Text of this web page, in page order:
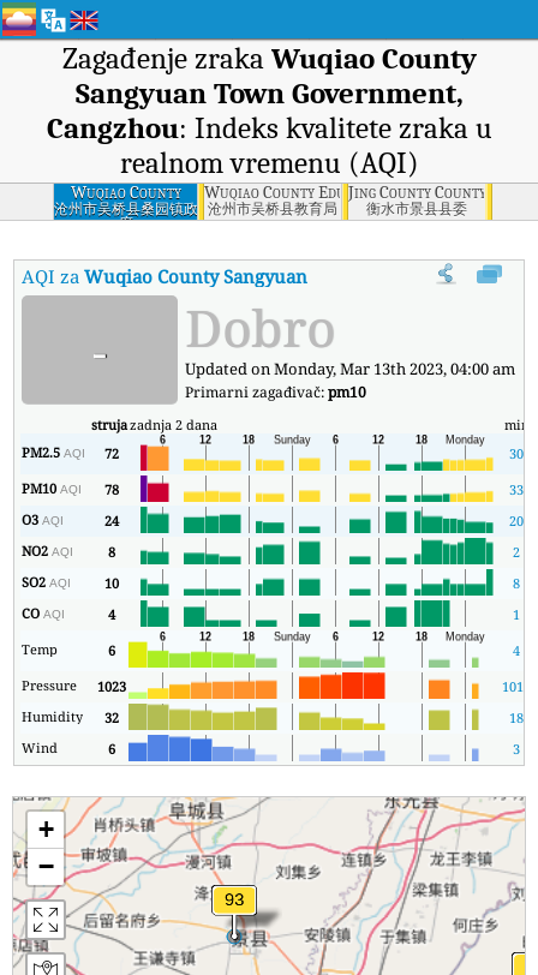
Zagađenje zraka Wuqiao County
Sangyuan Town Government,
Cangzhou: Indeks kvalitete zraka u
realnom vremenu (AQI)
Wuqiao County
Sangyuan Town
Government,
沧州市吴桥县桑园镇政
府
Wuqiao County Education Bureau, Cangzhou
沧州市吴桥县教育局
Jing County County
衡水市景县县委
AQI zaWuqiao County Sangyuan Town Government,
- Dobro
Updated on Monday, Mar 13th 2023, 04:00 am
Primarni zagađivač:pm10
strujazadnja 2 dana min
PM2.5AQI 72 30
PM10AQI 78 33
O3AQI 24
20
NO2AQI 8
2
SO2AQI 10
8
COAQI 4
1
Temp
6
4
Pressure
1023 1014
Humidity
32
18
Wind
6 3
+
−